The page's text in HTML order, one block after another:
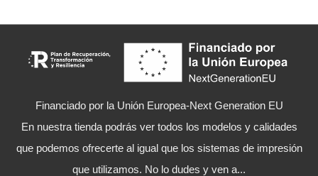
Financiado por la Unión Europea-Next Generation EU
En nuestra tienda podrás ver todos los modelos y calidades
que podemos ofrecerte al igual que los sistemas de impresión
que utilizamos. No lo dudes y ven a...